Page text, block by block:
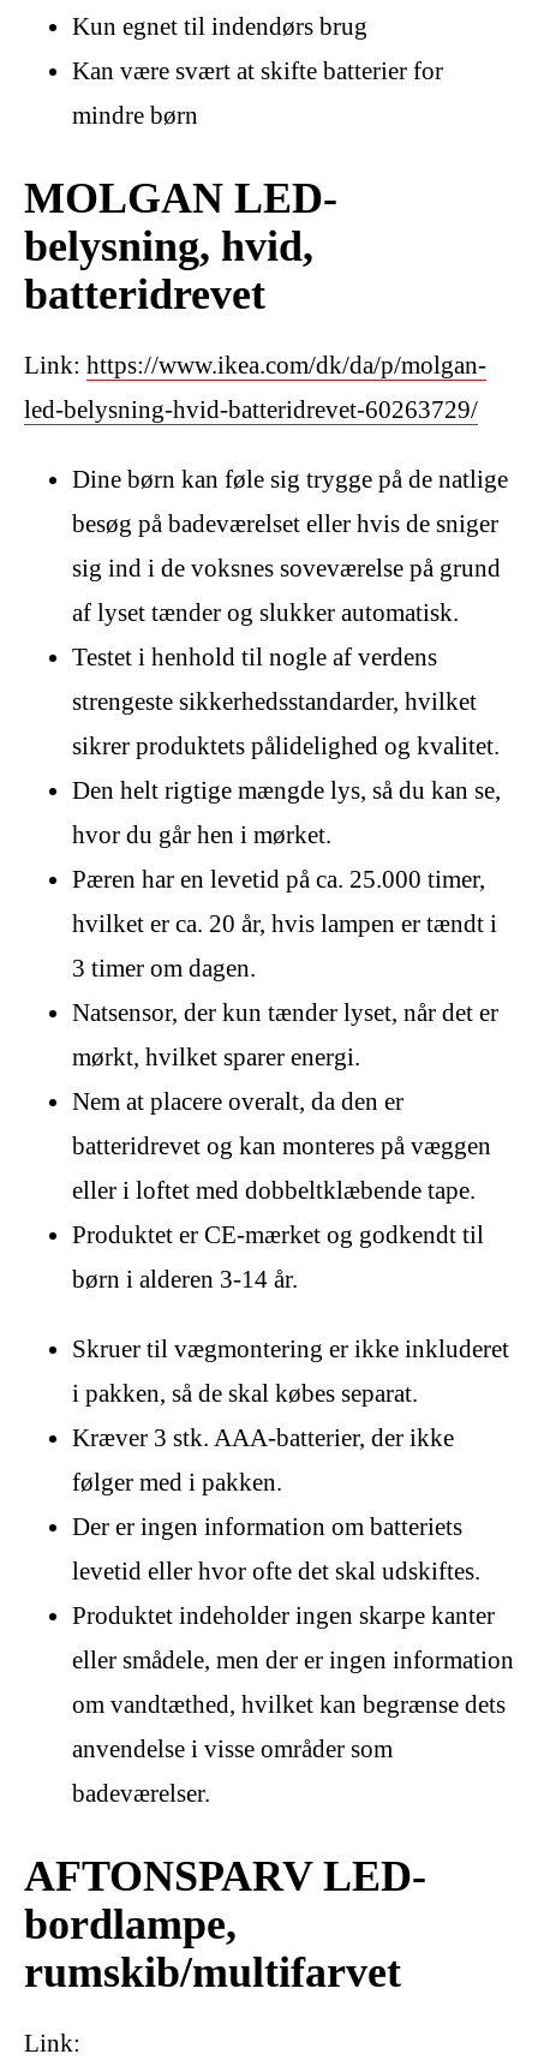
Kun egnet til indendørs brug
Kan være svært at skifte batterier for
mindre børn
MOLGAN LED-
belysning, hvid,
batteridrevet
Link: https://www.ikea.com/dk/da/p/molgan-
led-belysning-hvid-batteridrevet-60263729/
Dine børn kan føle sig trygge på de natlige
besøg på badeværelset eller hvis de sniger
sig ind i de voksnes soveværelse på grund
af lyset tænder og slukker automatisk.
Testet i henhold til nogle af verdens
strengeste sikkerhedsstandarder, hvilket
sikrer produktets pålidelighed og kvalitet.
Den helt rigtige mængde lys, så du kan se,
hvor du går hen i mørket.
Pæren har en levetid på ca. 25.000 timer,
hvilket er ca. 20 år, hvis lampen er tændt i
3 timer om dagen.
Natsensor, der kun tænder lyset, når det er
mørkt, hvilket sparer energi.
Nem at placere overalt, da den er
batteridrevet og kan monteres på væggen
eller i loftet med dobbeltklæbende tape.
Produktet er CE-mærket og godkendt til
børn i alderen 3-14 år.
Skruer til vægmontering er ikke inkluderet
i pakken, så de skal købes separat.
Kræver 3 stk. AAA-batterier, der ikke
følger med i pakken.
Der er ingen information om batteriets
levetid eller hvor ofte det skal udskiftes.
Produktet indeholder ingen skarpe kanter
eller smådele, men der er ingen information
om vandtæthed, hvilket kan begrænse dets
anvendelse i visse områder som
badeværelser.
AFTONSPARV LED-
bordlampe,
rumskib/multifarvet
Link: